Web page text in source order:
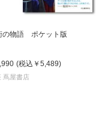
の物語 ポケット版
(税込 ￥5,489)
蔦屋書店